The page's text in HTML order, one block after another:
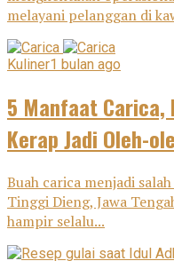
melayani pelanggan di
Kuliner1 bulan ago
5 Manfaat Carica,
Kerap Jadi Oleh-
Buah carica menjadi
Tinggi Dieng, Jawa
hampir selalu...